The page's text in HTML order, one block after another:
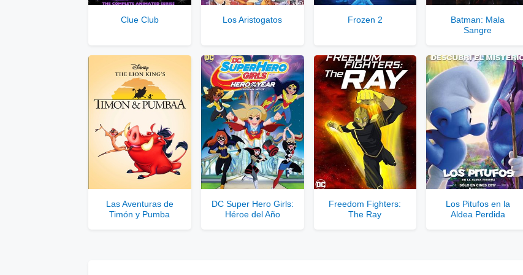
Servidores directos
Comprar Cuenta VIP Aquí!
Clue Club Los Aristogatos Frozen 2
Batman: Mala
Sangre
Las Aventuras de
Timón y Pumba
DC Super Hero Girls:
Héroe del Año
Freedom Fighters:
The Ray
Los Pitufos en la
Aldea Perdida